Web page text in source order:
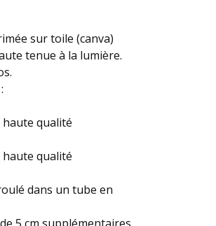
sur toile (canva)
tenue à la lumière.
qualité
qualité
dans un tube en